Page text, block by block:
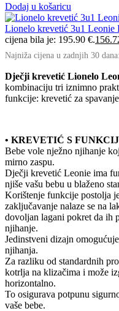
Dodaj u košaricu
Lionelo krevetić 3u1 Leonie
cijena bila je: 195.90 €.
Najniža cijena u zadnjih 30 dana:
Dječji krevetić Lionelo
kombinaciju tri iznimno
funkcije: krevetić za
• KREVETIĆ S
Bebe vole nježno njihanje
mirno zaspu.
Dječji krevetić Leonie ima
njiše vašu bebu u blaženo
Korištenje funkcije postolja
zaključavanje nalaze se na
dovoljan lagani pokret da ih
njihanje.
Jedinstveni dizajn
njihanja.
Za razliku od standardnih
kotrlja na klizačima i može
horizontalno.
To osigurava potpunu
vaše bebe.